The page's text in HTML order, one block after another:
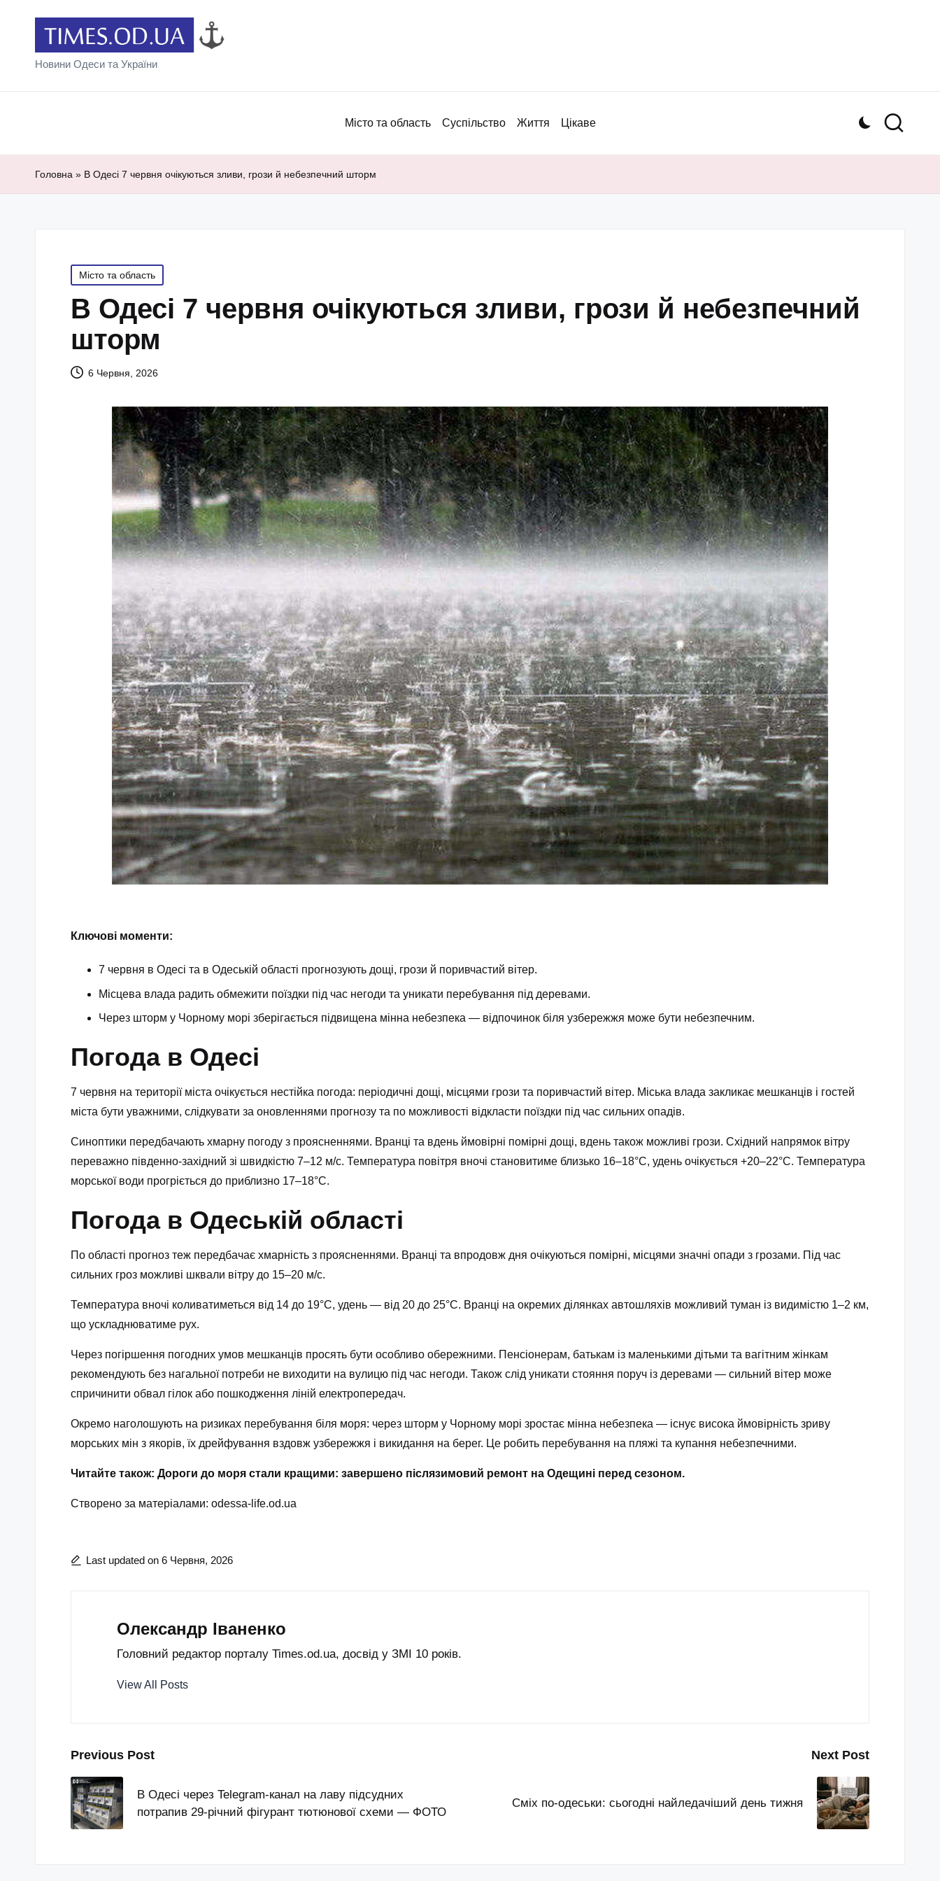
Новини Одеси та України
Місто та область Суспільство Життя Цікаве
Головна » В Одесі 7 червня очікуються зливи, грози й небезпечний шторм
Posted
in
Місто та область
В Одесі 7 червня очікуються зливи, грози й небезпечний
шторм
6 Червня, 2026
Ключові моменти:
7 червня в Одесі та в Одеській області прогнозують дощі, грози й поривчастий вітер.
Місцева влада радить обмежити поїздки під час негоди та уникати перебування під деревами.
Через шторм у Чорному морі зберігається підвищена мінна небезпека — відпочинок біля узбережжя може бути небезпечним.
Погода в Одесі
7 червня на території міста очікується нестійка погода: періодичні дощі, місцями грози та поривчастий вітер. Міська влада закликає мешканців і гостей
міста бути уважними, слідкувати за оновленнями прогнозу та по можливості відкласти поїздки під час сильних опадів.
Синоптики передбачають хмарну погоду з проясненнями. Вранці та вдень ймовірні помірні дощі, вдень також можливі грози. Східний напрямок вітру
переважно південно-західний зі швидкістю 7–12 м/с. Температура повітря вночі становитиме близько 16–18°С, удень очікується +20–22°С. Температура
морської води прогріється до приблизно 17–18°С.
Погода в Одеській області
По області прогноз теж передбачає хмарність з проясненнями. Вранці та впродовж дня очікуються помірні, місцями значні опади з грозами. Під час
сильних гроз можливі шквали вітру до 15–20 м/с.
Температура вночі коливатиметься від 14 до 19°С, удень — від 20 до 25°С. Вранці на окремих ділянках автошляхів можливий туман із видимістю 1–2 км,
що ускладнюватиме рух.
Через погіршення погодних умов мешканців просять бути особливо обережними. Пенсіонерам, батькам із маленькими дітьми та вагітним жінкам
рекомендують без нагальної потреби не виходити на вулицю під час негоди. Також слід уникати стояння поруч із деревами — сильний вітер може
спричинити обвал гілок або пошкодження ліній електропередач.
Окремо наголошують на ризиках перебування біля моря: через шторм у Чорному морі зростає мінна небезпека — існує висока ймовірність зриву
морських мін з якорів, їх дрейфування вздовж узбережжя і викидання на берег. Це робить перебування на пляжі та купання небезпечними.
Читайте також: Дороги до моря стали кращими: завершено післязимовий ремонт на Одещині перед сезоном.
Створено за матеріалами: odessa-life.od.ua
Last updated on 6 Червня, 2026
Олександр Іваненко
Головний редактор порталу Times.od.ua, досвід у ЗМІ 10 років.
View All Posts
Post
navigation
Previous Post
В Одесі через Telegram-канал на лаву підсудних
потрапив 29-річний фігурант тютюнової схеми — ФОТО
Next Post
Сміх по-одеськи: сьогодні найледачіший день тижня